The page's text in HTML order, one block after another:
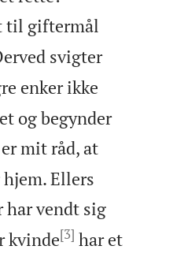
til giftermål
svigter
enker ikke
og begynder
mit råd, at
Ellers
har vendt sig
kvinde[3] har et